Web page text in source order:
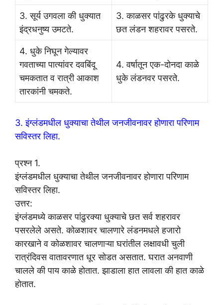
3. सूर्य उगवला की धुक्यात
इंद्रधनुष्य उमटते.
3. काळसर पांढुरके धुक्याचे
छत लंडन शहरावर पसरते.
4. धुके निघून गेल्यावर
गवताच्या पात्यांवर दवबिंदू
चमकतात व रात्री आकाश
तारकांनी चमकते.
4. वर्षातून एक-दोनदा काळे
धुके लंडनवर पसरते.
3. इंग्लंडमधील धुक्याचा तेथील जनजीवनावर होणारा परिणाम
सविस्तर लिहा.
प्रश्न 1.
इंग्लंडमधील धुक्याचा तेथील जनजीवनावर होणारा परिणाम
सविस्तर लिहा.
उत्तर:
इंग्लंडमध्ये काळसर पांढुरक्या धुक्याचे छत सर्व शहरावर
पसरलेले असते. कोळशावर चालणारे लंडनमधले हजारो
कारखाने व कोळशावर चालणाऱ्या घरांतील लक्षावधी चुली
रात्रंदिवस वातावरणात धूर सोडत असतात. घरात अनवाणी
चालले की पाय काळे होतात. झाडाला हात लावला की हात काळे
होतात.